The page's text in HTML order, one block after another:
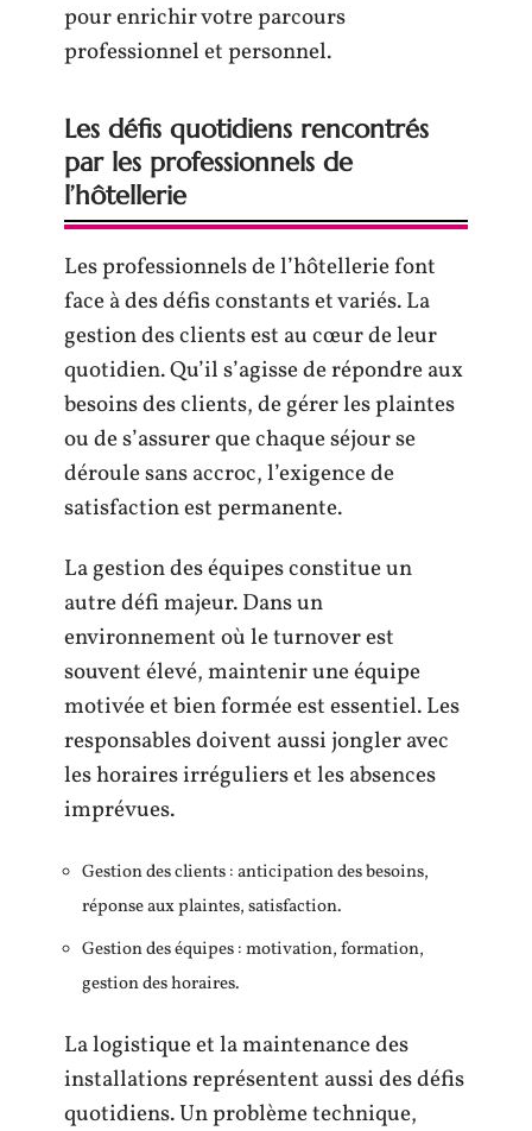
pour enrichir votre parcours
professionnel et personnel.
Les défis quotidiens rencontrés
par les professionnels de
l’hôtellerie
Les professionnels de l’hôtellerie font
face à des défis constants et variés. La
gestion des clients est au cœur de leur
quotidien. Qu’il s’agisse de répondre aux
besoins des clients, de gérer les plaintes
ou de s’assurer que chaque séjour se
déroule sans accroc, l’exigence de
satisfaction est permanente.
La gestion des équipes constitue un
autre défi majeur. Dans un
environnement où le turnover est
souvent élevé, maintenir une équipe
motivée et bien formée est essentiel. Les
responsables doivent aussi jongler avec
les horaires irréguliers et les absences
imprévues.
Gestion des clients : anticipation des besoins,
réponse aux plaintes, satisfaction.
Gestion des équipes : motivation, formation,
gestion des horaires.
La logistique et la maintenance des
installations représentent aussi des défis
quotidiens. Un problème technique,